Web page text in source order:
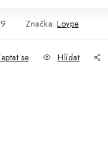
Značka: Loype
se Hlídat